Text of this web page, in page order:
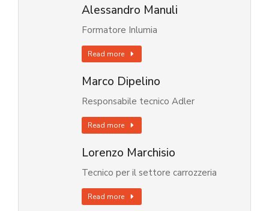
Alessandro Manuli
Formatore Inlumia
Read more
Marco Dipelino
Responsabile tecnico Adler
Read more
Lorenzo Marchisio
Tecnico per il settore carrozzeria
Read more